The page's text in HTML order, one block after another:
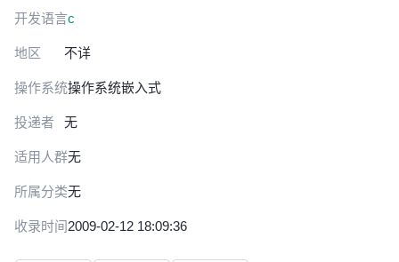
开发语言c
地区 不详
操作系统操作系统嵌入式
投递者 无
适用人群无
所属分类无
收录时间2009-02-12 18:09:36